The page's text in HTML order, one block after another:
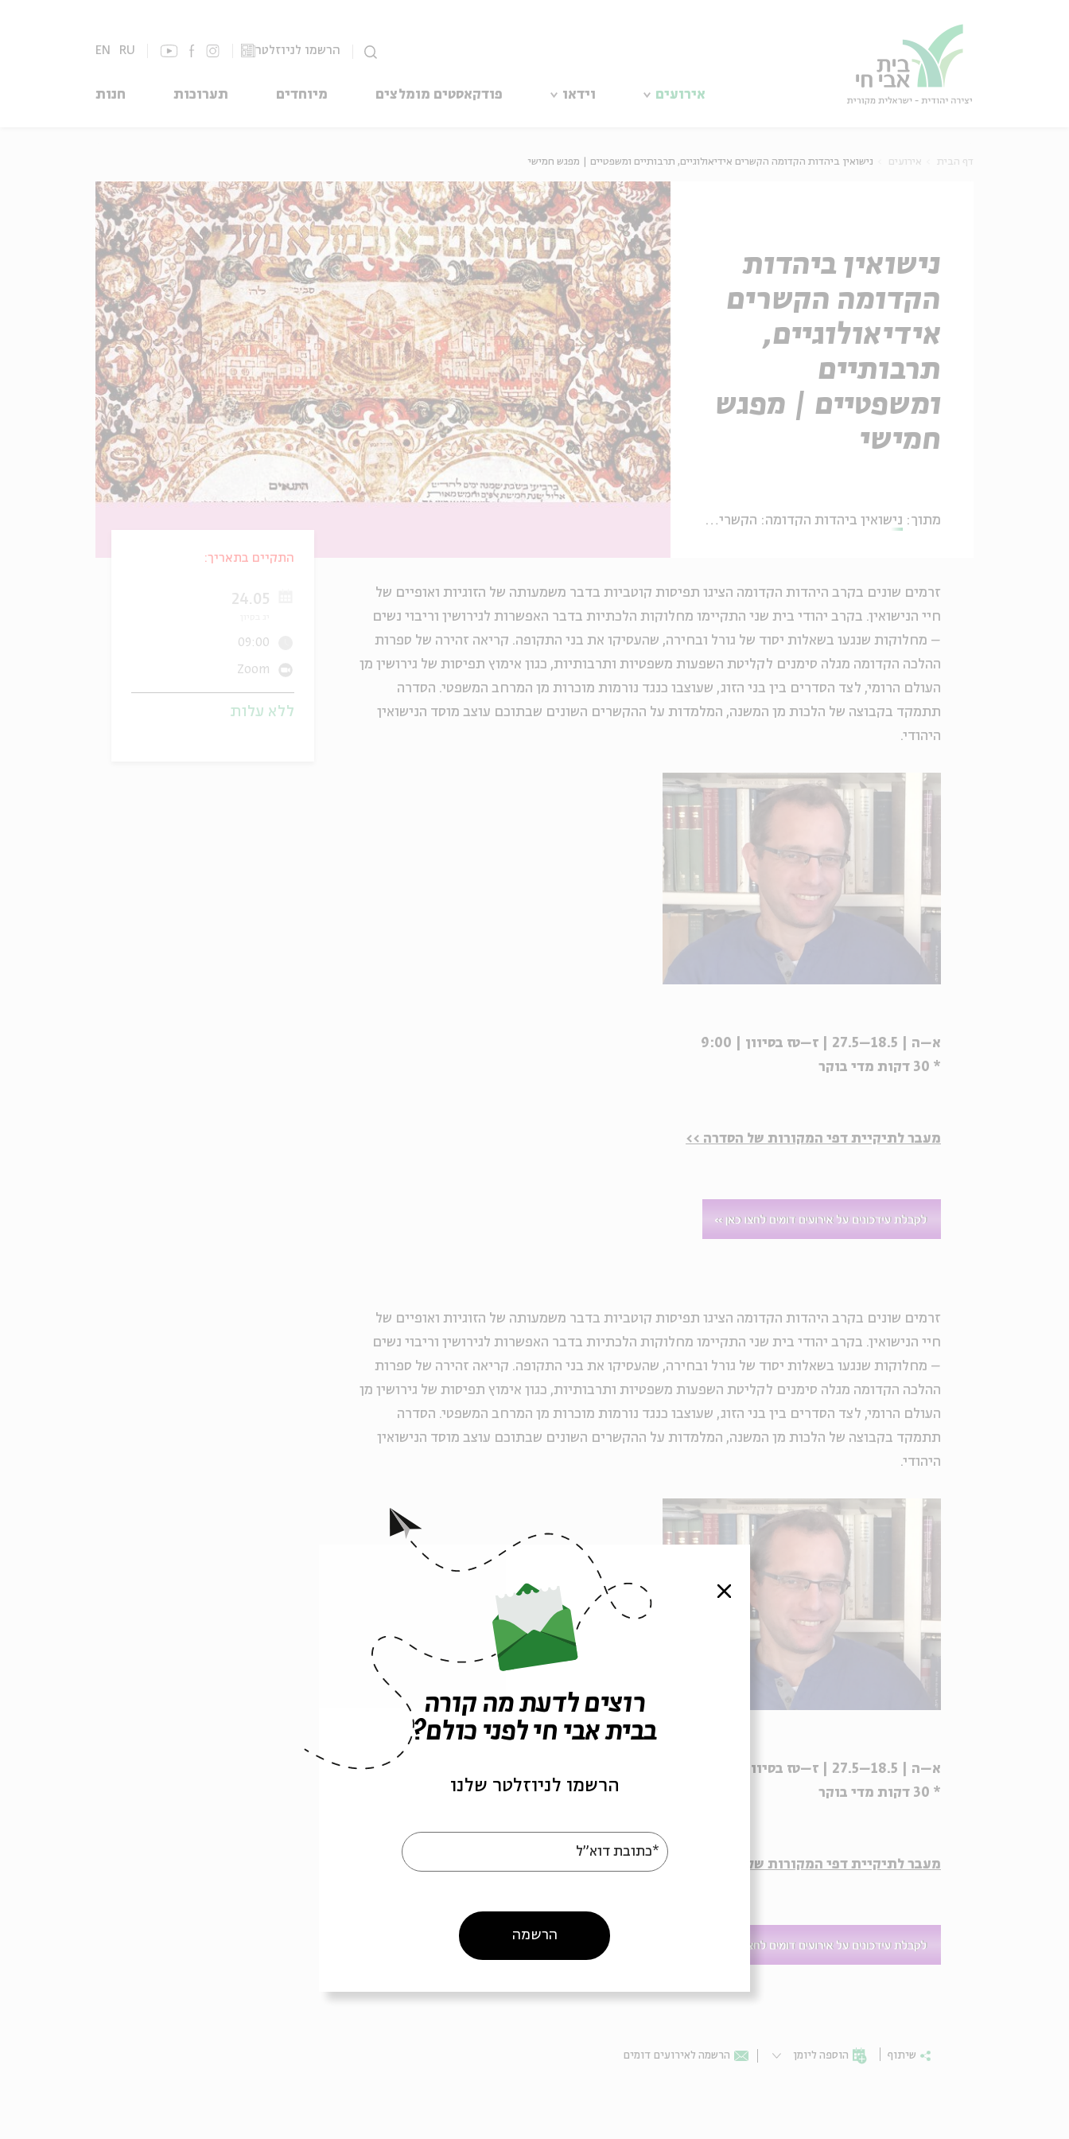
הרשמו לניוזלטר EN RU
אירועים וידאו פודקאסטים מומלצים מיוחדים תערוכות חנות
דף הבית אירועים נישואין ביהדות הקדומה הקשרים אידיאולוגיים, תרבותיים ומשפטיים | מפגש חמישי
נישואין ביהדות
הקדומה הקשרים
אידיאולוגיים,
תרבותיים
ומשפטיים | מפגש
חמישי
מתוך: נישואין ביהדות הקדומה: הקשרים אידאולוגיים, תרבותיים ומשפטיים
זרמים שונים בקרב היהדות הקדומה הציגו תפיסות קוטביות בדבר משמעותה של הזוגיות ואופיים של
חיי הנישואין. בקרב יהודי בית שני התקיימו מחלוקות הלכתיות בדבר האפשרות לגירושין וריבוי נשים
– מחלוקות שנגעו בשאלות יסוד של גורל ובחירה, שהעסיקו את בני התקופה. קריאה זהירה של ספרות
ההלכה הקדומה מגלה סימנים לקליטת השפעות משפטיות ותרבותיות, כגון אימוץ תפיסות של גירושין מן
העולם הרומי, לצד הסדרים בין בני הזוג, שעוצבו כנגד נורמות מוכרות מן המרחב המשפטי. הסדרה
תתמקד בקבוצה של הלכות מן המשנה, המלמדות על ההקשרים השונים שבתוכם עוצב מוסד הנישואין
היהודי.
א–ה | 18.5–27.5 | ז–טז בסיוון | 9:00
* 30 דקות מדי בוקר
מעבר לתיקיית דפי המקורות של הסדרה >>
זרמים שונים בקרב היהדות הקדומה הציגו תפיסות קוטביות בדבר משמעותה של הזוגיות ואופיים של
חיי הנישואין. בקרב יהודי בית שני התקיימו מחלוקות הלכתיות בדבר האפשרות לגירושין וריבוי נשים
– מחלוקות שנגעו בשאלות יסוד של גורל ובחירה, שהעסיקו את בני התקופה. קריאה זהירה של ספרות
ההלכה הקדומה מגלה סימנים לקליטת השפעות משפטיות ותרבותיות, כגון אימוץ תפיסות של גירושין מן
העולם הרומי, לצד הסדרים בין בני הזוג, שעוצבו כנגד נורמות מוכרות מן המרחב המשפטי. הסדרה
תתמקד בקבוצה של הלכות מן המשנה, המלמדות על ההקשרים השונים שבתוכם עוצב מוסד הנישואין
היהודי.
א–ה | 18.5–27.5 | ז–טז בסיוון | 9:00
* 30 דקות מדי בוקר
מעבר לתיקיית דפי המקורות של הסדרה >>
שיתוף הוספה ליומן הרשמה לאירועים דומים
התקיים בתאריך:
24.05
09:00
Zoom
ללא עלות
סגור
רוצים לדעת מה קורה
בבית אבי חי לפני כולם?
הרשמו לניוזלטר שלנו
*כתובת דוא"ל
הרשמה